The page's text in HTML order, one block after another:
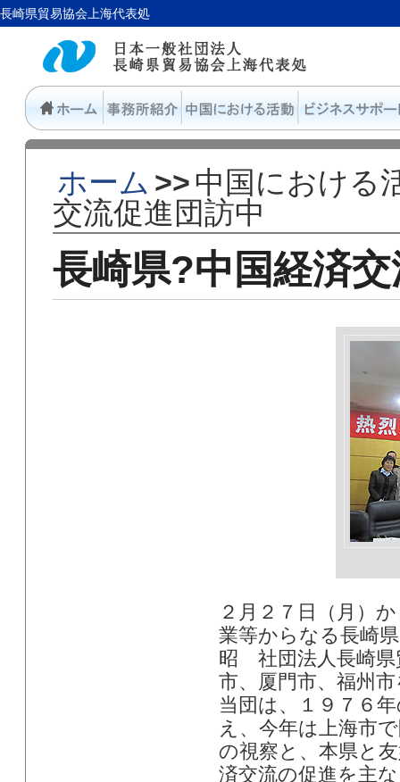
長崎県貿易協会上海代表処
ホーム >> 中国における
交流促進団訪中
長崎県?中国経済
２月２７日（月）
業等からなる長崎
昭 社団法人長崎県
市、厦門市、福州
当団は、１９７６
え、今年は上海市
の視察と、本県と
済交流の促進を主